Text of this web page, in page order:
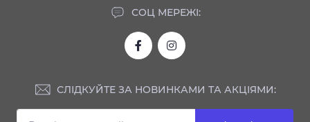
СОЦ МЕРЕЖІ:
СЛІДКУЙТЕ ЗА НОВИНКАМИ ТА АКЦІЯМИ: